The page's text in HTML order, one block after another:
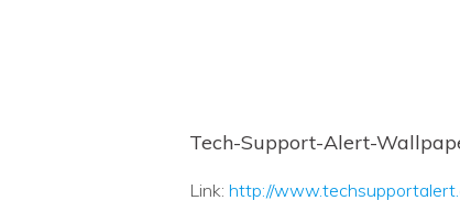
Tech-Support-Alert-
Link: http://